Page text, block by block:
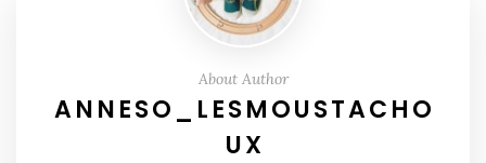
About Author
ANNESO_LESMOUSTACHO
UX